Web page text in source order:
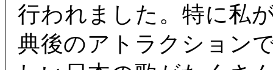
行われました。特に私
典後のアトラクション